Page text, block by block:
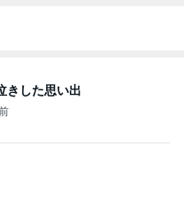
きした思い出